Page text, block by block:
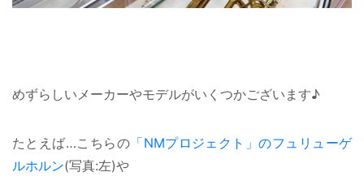
めずらしいメーカーやモデルがいくつかございます♪
たとえば…こちらの 「NMプロジェクト」のフュリューゲ
ルホルン(写真:左)や